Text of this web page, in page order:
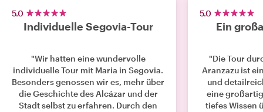
5.0
Individuelle Segovia-Tour
"Wir hatten eine wundervolle
individuelle Tour mit Maria in Segovia.
Besonders genossen wir es, mehr über
die Geschichte des Alcázar und der
Stadt selbst zu erfahren. Durch den
5.0
Ein
"Die Tour
Aranzazu ist
und
eine
tiefes Wissen